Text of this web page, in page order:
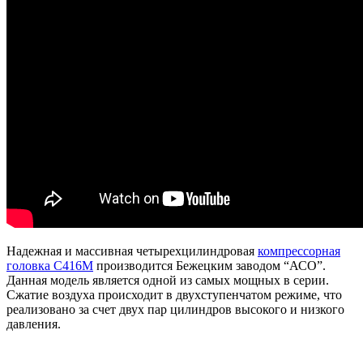
Надежная и массивная четырехцилиндровая компрессорная
головка C416M производится Бежецким заводом “АСО”.
Данная модель является одной из самых мощных в серии.
Сжатие воздуха происходит в двухступенчатом режиме, что
реализовано за счет двух пар цилиндров высокого и низкого
давления.